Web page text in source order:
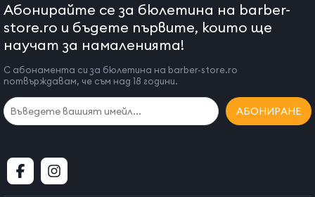
Абонирайте се за бюлетина на barber-
store.ro и бъдете първите, които ще
научат за намаленията!
С абонамента си за бюлетина на barber-store.ro
потвърждавам, че съм над 18 години.
АБОНИРАНЕ